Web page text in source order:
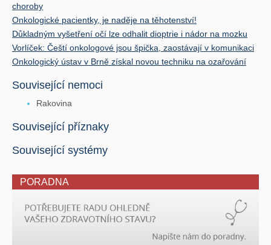
choroby
Onkologické pacientky, je naděje na těhotenství!
Důkladným vyšetření očí lze odhalit dioptrie i nádor na mozku
Vorlíček: Čeští onkologové jsou špička, zaostávají v komunikaci
Onkologický ústav v Brně získal novou techniku na ozařování
Související nemoci
Rakovina
Související příznaky
Související systémy
PORADNA